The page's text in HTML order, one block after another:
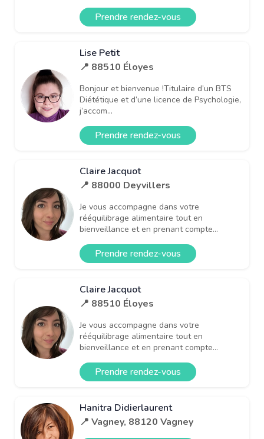
Prendre rendez-vous
Lise Petit
📍 88510 Éloyes
Bonjour et bienvenue !Titulaire d’un BTS
Diététique et d’une licence de Psychologie,
j’accom...
Prendre rendez-vous
Claire Jacquot
📍 88000 Deyvillers
Je vous accompagne dans votre
rééquilibrage alimentaire tout en
bienveillance et en prenant compte...
Prendre rendez-vous
Claire Jacquot
📍 88510 Éloyes
Je vous accompagne dans votre
rééquilibrage alimentaire tout en
bienveillance et en prenant compte...
Prendre rendez-vous
Hanitra Didierlaurent
📍 Vagney, 88120 Vagney